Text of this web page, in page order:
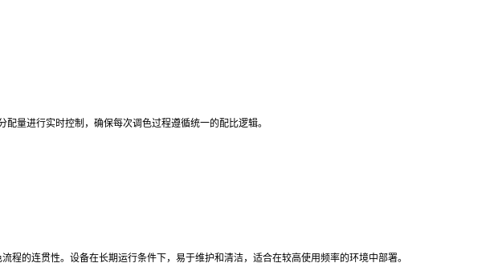
量进行实时控制，确保每次调色过程遵循统一的配比逻辑。
的连贯性。设备在长期运行条件下，易于维护和清洁，适合在较高使用频率的环境中部署。